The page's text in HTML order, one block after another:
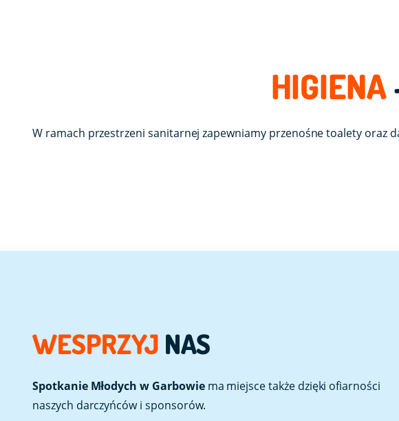
HIGIENA
W ramach przestrzeni sanitarnej zapewniamy przenośne toalety oraz
WESPRZYJ NAS
Spotkanie Młodych w Garbowiema miejsce także dzięki ofiarności
naszych darczyńców i sponsorów.